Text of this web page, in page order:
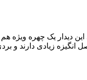
دیدار یک چهره ویژه هم
زیادی دارند و بردی